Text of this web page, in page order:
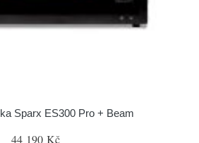
Sparx ES300 Pro + Beam
44 190 Kč